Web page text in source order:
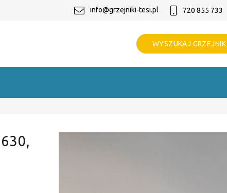
info@grzejniki-tesi.pl 720 855 733
WYSZUKAJ GRZEJNIK